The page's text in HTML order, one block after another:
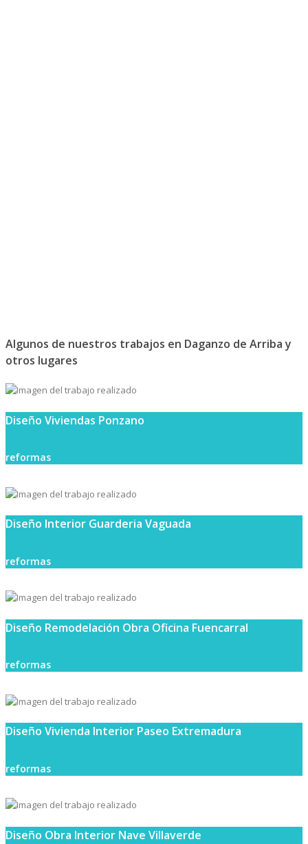
Algunos de nuestros trabajos en Daganzo de Arriba y
otros lugares
Diseño Viviendas Ponzano
reformas
Diseño Interior Guarderia Vaguada
reformas
Diseño Remodelación Obra Oficina Fuencarral
reformas
Diseño Vivienda Interior Paseo Extremadura
reformas
Diseño Obra Interior Nave Villaverde